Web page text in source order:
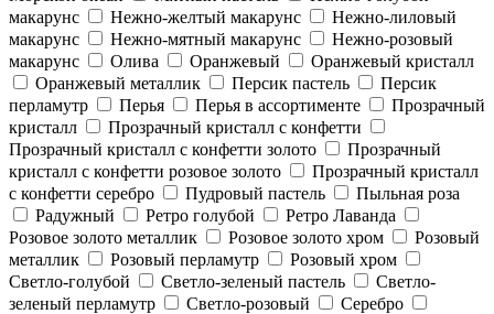
макарунс
Нежно-желтый макарунс
Нежно-лиловый
макарунс
Нежно-мятный макарунс
Нежно-розовый
макарунс
Олива Оранжевый
Оранжевый кристалл
Оранжевый металлик
Персик пастель
Персик
перламутр
Перья Перья в ассортименте
Прозрачный
кристалл
Прозрачный кристалл с конфетти
Прозрачный кристалл с конфетти золото
Прозрачный
кристалл с конфетти розовое золото
Прозрачный кристалл
с конфетти серебро
Пудровый пастель
Пыльная роза
Радужный
Ретро голубой
Ретро Лаванда
Розовое золото металлик
Розовое золото хром
Розовый
металлик
Розовый перламутр
Розовый хром
Светло-голубой
Светло-зеленый пастель
Светло-
зеленый перламутр
Светло-розовый
Серебро